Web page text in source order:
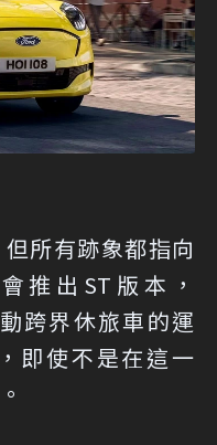
所有跡象都指向
推出ST版本，
跨界休旅車的運
即使不是在這一